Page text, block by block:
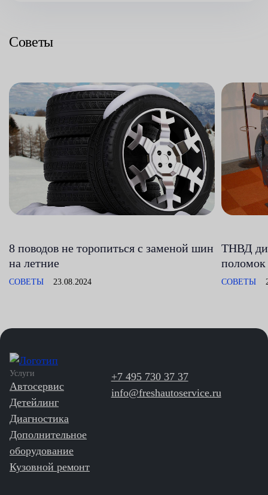
Советы
8 поводов не торопиться с заменой шин
на летние
СОВЕТЫ 23.08.2024
ТНВД
поломок
СОВЕТЫ
Услуги
Автосервис
Детейлинг
Диагностика
Дополнительное
оборудование
Кузовной ремонт
+7 495 730 37 37
info@freshautoservice.ru